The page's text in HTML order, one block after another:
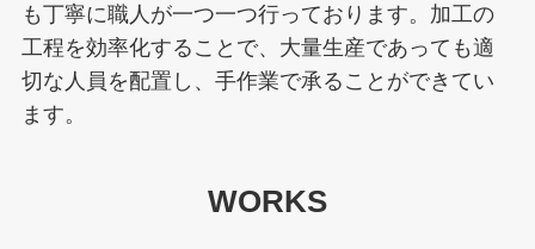
も丁寧に職人が一つ一つ行っております。加工の
工程を効率化することで、大量生産であっても適
切な人員を配置し、手作業で承ることができてい
ます。
WORKS